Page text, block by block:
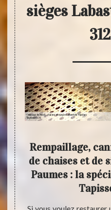
sièges
de
Rempaillage,
de chaises et de
Paumes : la